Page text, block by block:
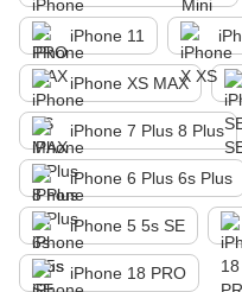
iPhone 11
iPhone XS MAX
iPhone 7 Plus 8 Plus
iPhone 6 Plus 6s Plus
iPhone 5 5s SE
iPhone 18 PRO